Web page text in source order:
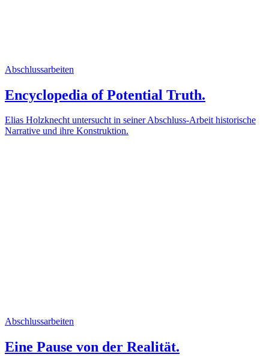
Abschlussarbeiten
Encyclopedia of Potential Truth.
Elias Holzknecht untersucht in seiner Abschluss-Arbeit historische
Narrative und ihre Konstruktion.
Abschlussarbeiten
Eine Pause von der Realität.